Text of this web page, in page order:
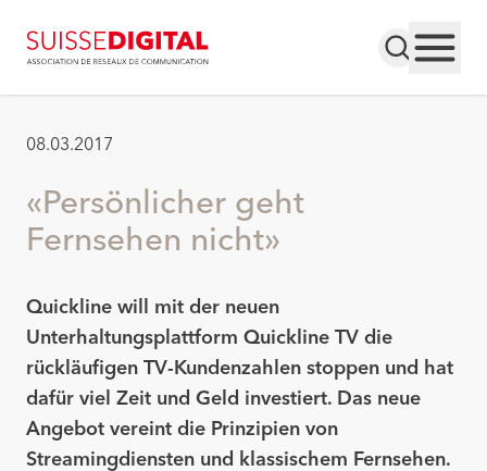
08.03.2017
«Persönlicher geht
Fernsehen nicht»
Quickline will mit der neuen
Unterhaltungsplattform Quickline TV die
rückläufigen TV-Kundenzahlen stoppen und hat
dafür viel Zeit und Geld investiert. Das neue
Angebot vereint die Prinzipien von
Streamingdiensten und klassischem Fernsehen.